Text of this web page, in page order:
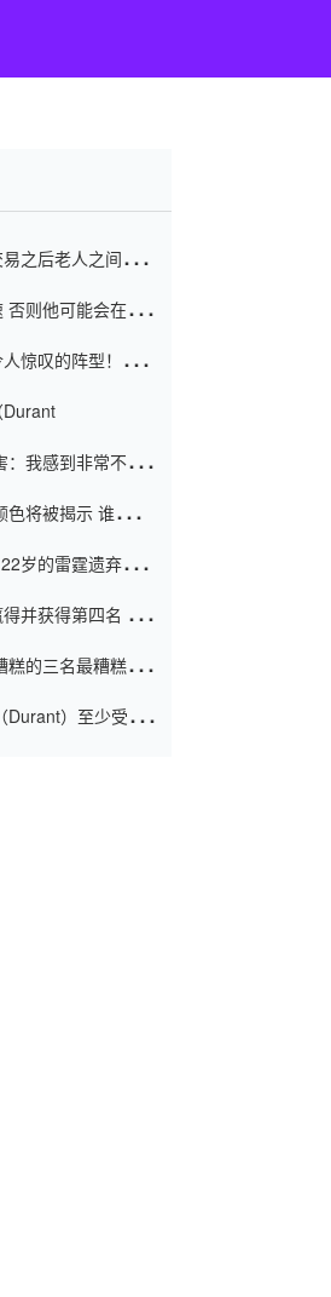
之后老人之间的第
否则他可能会在下
惊叹的阵型！伊万
Durant
：我感到非常不舒
将被揭示 谁注意
岁的雷霆遗弃儿子
并获得第四名 小
糕的三名最糟糕的
Durant）至少受伤